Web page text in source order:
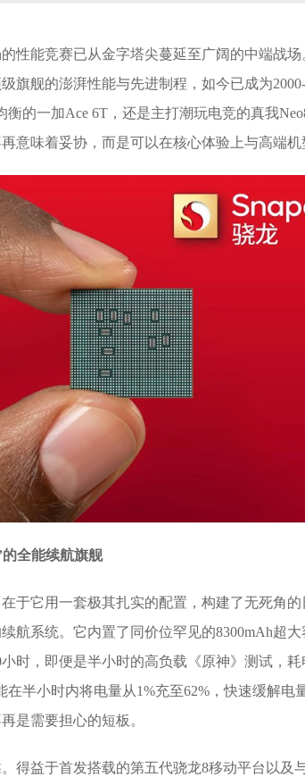
性能竞赛已从金字塔尖蔓延至广阔的中端战
旗舰的澎湃性能与先进制程，如今已成为
的一加Ace 6T，还是主打潮玩电竞的真我
意味着妥协，而是可以在核心体验上与高端机
全能续航旗舰
于它用一套极其扎实的配置，构建了无死角
航系统。它内置了同价位罕见的8300mAh超
时，即便是半小时的高负载《原神》测试，耗
在半小时内将电量从1%充至62%，快速缓解电
是需要担心的短板。
得益于首发搭载的第五代骁龙8移动平台以及